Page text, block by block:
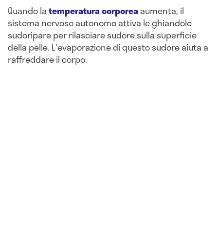
Quando latemperatura corporeaaumenta, il
sistema nervoso autonomo attiva le ghiandole
sudoripare per rilasciare sudore sulla superficie
della pelle. L'evaporazione di questo sudore aiuta a
raffreddare il corpo.